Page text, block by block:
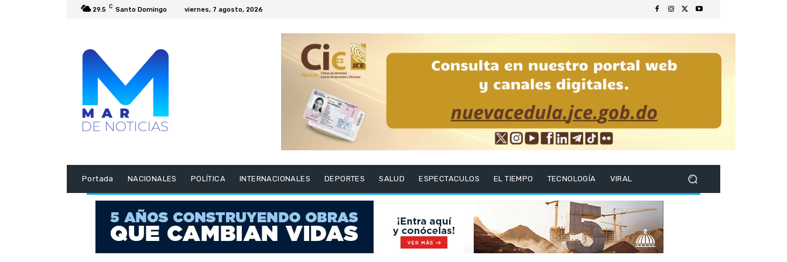
29.5 C Santo Domingo viernes, 7 agosto, 2026
Portada NACIONALES POLÍTICA INTERNACIONALES DEPORTES SALUD ESPECTACULOS EL TIEMPO TECNOLOGÍA VIRAL